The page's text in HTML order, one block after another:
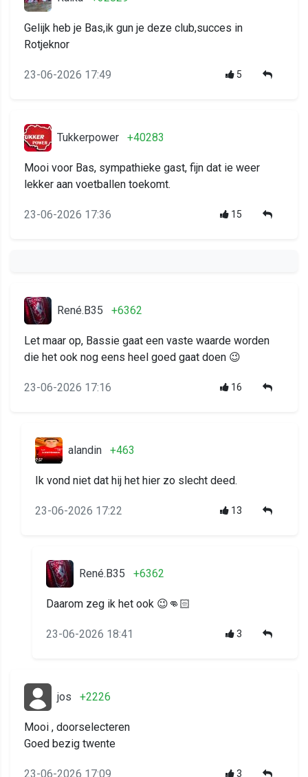
Gelijk heb je Bas,ik gun je deze club,succes in
Rotjeknor
23-06-2026 17:49 5
Tukkerpower +40283
Mooi voor Bas, sympathieke gast, fijn dat ie weer
lekker aan voetballen toekomt.
23-06-2026 17:36 15
René.B35 +6362
Let maar op, Bassie gaat een vaste waarde worden
die het ook nog eens heel goed gaat doen 😉
23-06-2026 17:16 16
alandin +463
Ik vond niet dat hij het hier zo slecht deed.
23-06-2026 17:22 13
René.B35 +6362
Daarom zeg ik het ook 😉👊🏻
23-06-2026 18:41 3
jos +2226
Mooi , doorselecteren
Goed bezig twente
23-06-2026 17:09 3